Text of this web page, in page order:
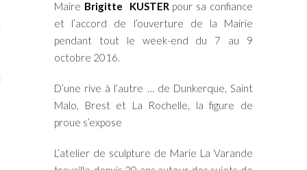
2017
MURS 2017-2018
Maire Brigitte KUSTERpour sa confiance
et l’accord de l’ouverture de la Mairie
pendant tout le week-end du 7 au 9
octobre 2016.
D’une rive à l’autre … de Dunkerque, Saint
Malo, Brest et La Rochelle, la figure de
proue s’expose
L’atelier de sculpture de Marie La Varande